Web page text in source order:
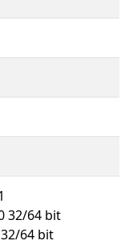
32/64 bit
64 bit